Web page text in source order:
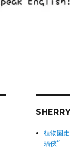
植物園
蝠俠"